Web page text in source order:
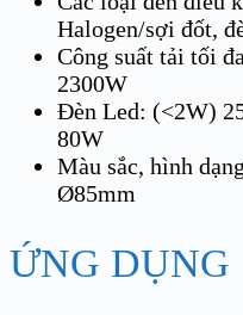
Halogen/sợi đốt,
Công suất tải tối
2300W
Đèn Led: (<2W)
80W
Màu sắc, hình
Ø85mm
ỨNG DỤNG